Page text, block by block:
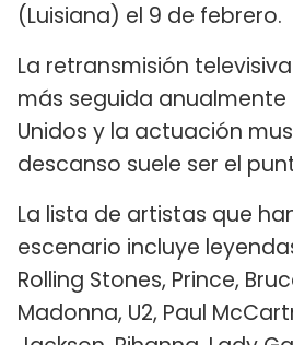
(Luisiana) el 9 de febrero.
La retransmisión
más seguida anualmente
Unidos y la actuación
descanso suele ser el
La lista de artistas que
escenario incluye
Rolling Stones, Prince,
Madonna, U2, Paul